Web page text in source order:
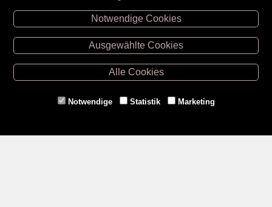
Unsere Öffnungszeiten
Retz -02942/20433
Hollabrunn -02952/30057
Eggenburg -02984/3836
Gmünd -
Notwendige Cookies
Ausgewählte Cookies
Alle Cookies
Notwendige Statistik Marketing